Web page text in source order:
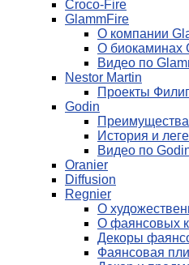
Croco-Fire
GlammFire
О компании
О биокаминах
Видео по
Nestor Martin
Проекты
Godin
История и
Видео по
Oranier
Diffusion
Regnier
О
О фаянсовых
Декоры
Фаянсовая